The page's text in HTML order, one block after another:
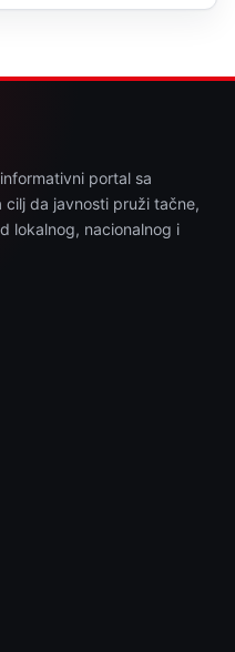
portal sa
cilj da javnosti pruži tačne,
lokalnog, nacionalnog i